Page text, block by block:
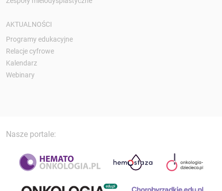
AKTUALNOŚCI
Programy edukacyjne
Relacje cyfrowe
Kalendarz
Webinary
Nasze portale: